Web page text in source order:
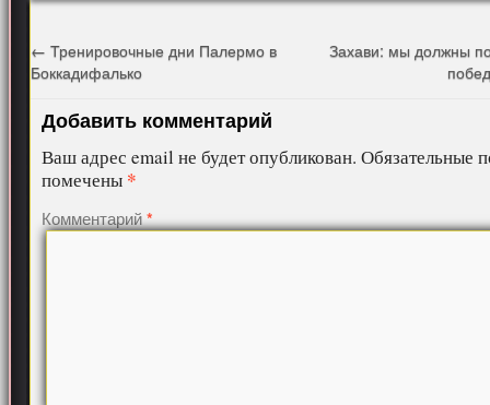
← Тренировочные дни Палермо в
Боккадифалько
Захави: мы должны
Добавить комментарий
Ваш адрес email не будет опубликован. Обязательные
помечены *
Комментарий*